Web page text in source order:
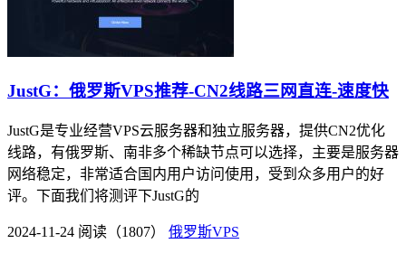
JustG：俄罗斯VPS推荐-CN2线路三网直连-速度快
JustG是专业经营VPS云服务器和独立服务器，提供CN2优化
线路，有俄罗斯、南非多个稀缺节点可以选择，主要是服务器
网络稳定，非常适合国内用户访问使用，受到众多用户的好
评。下面我们将测评下JustG的
2024-11-24 阅读（1807） 俄罗斯VPS